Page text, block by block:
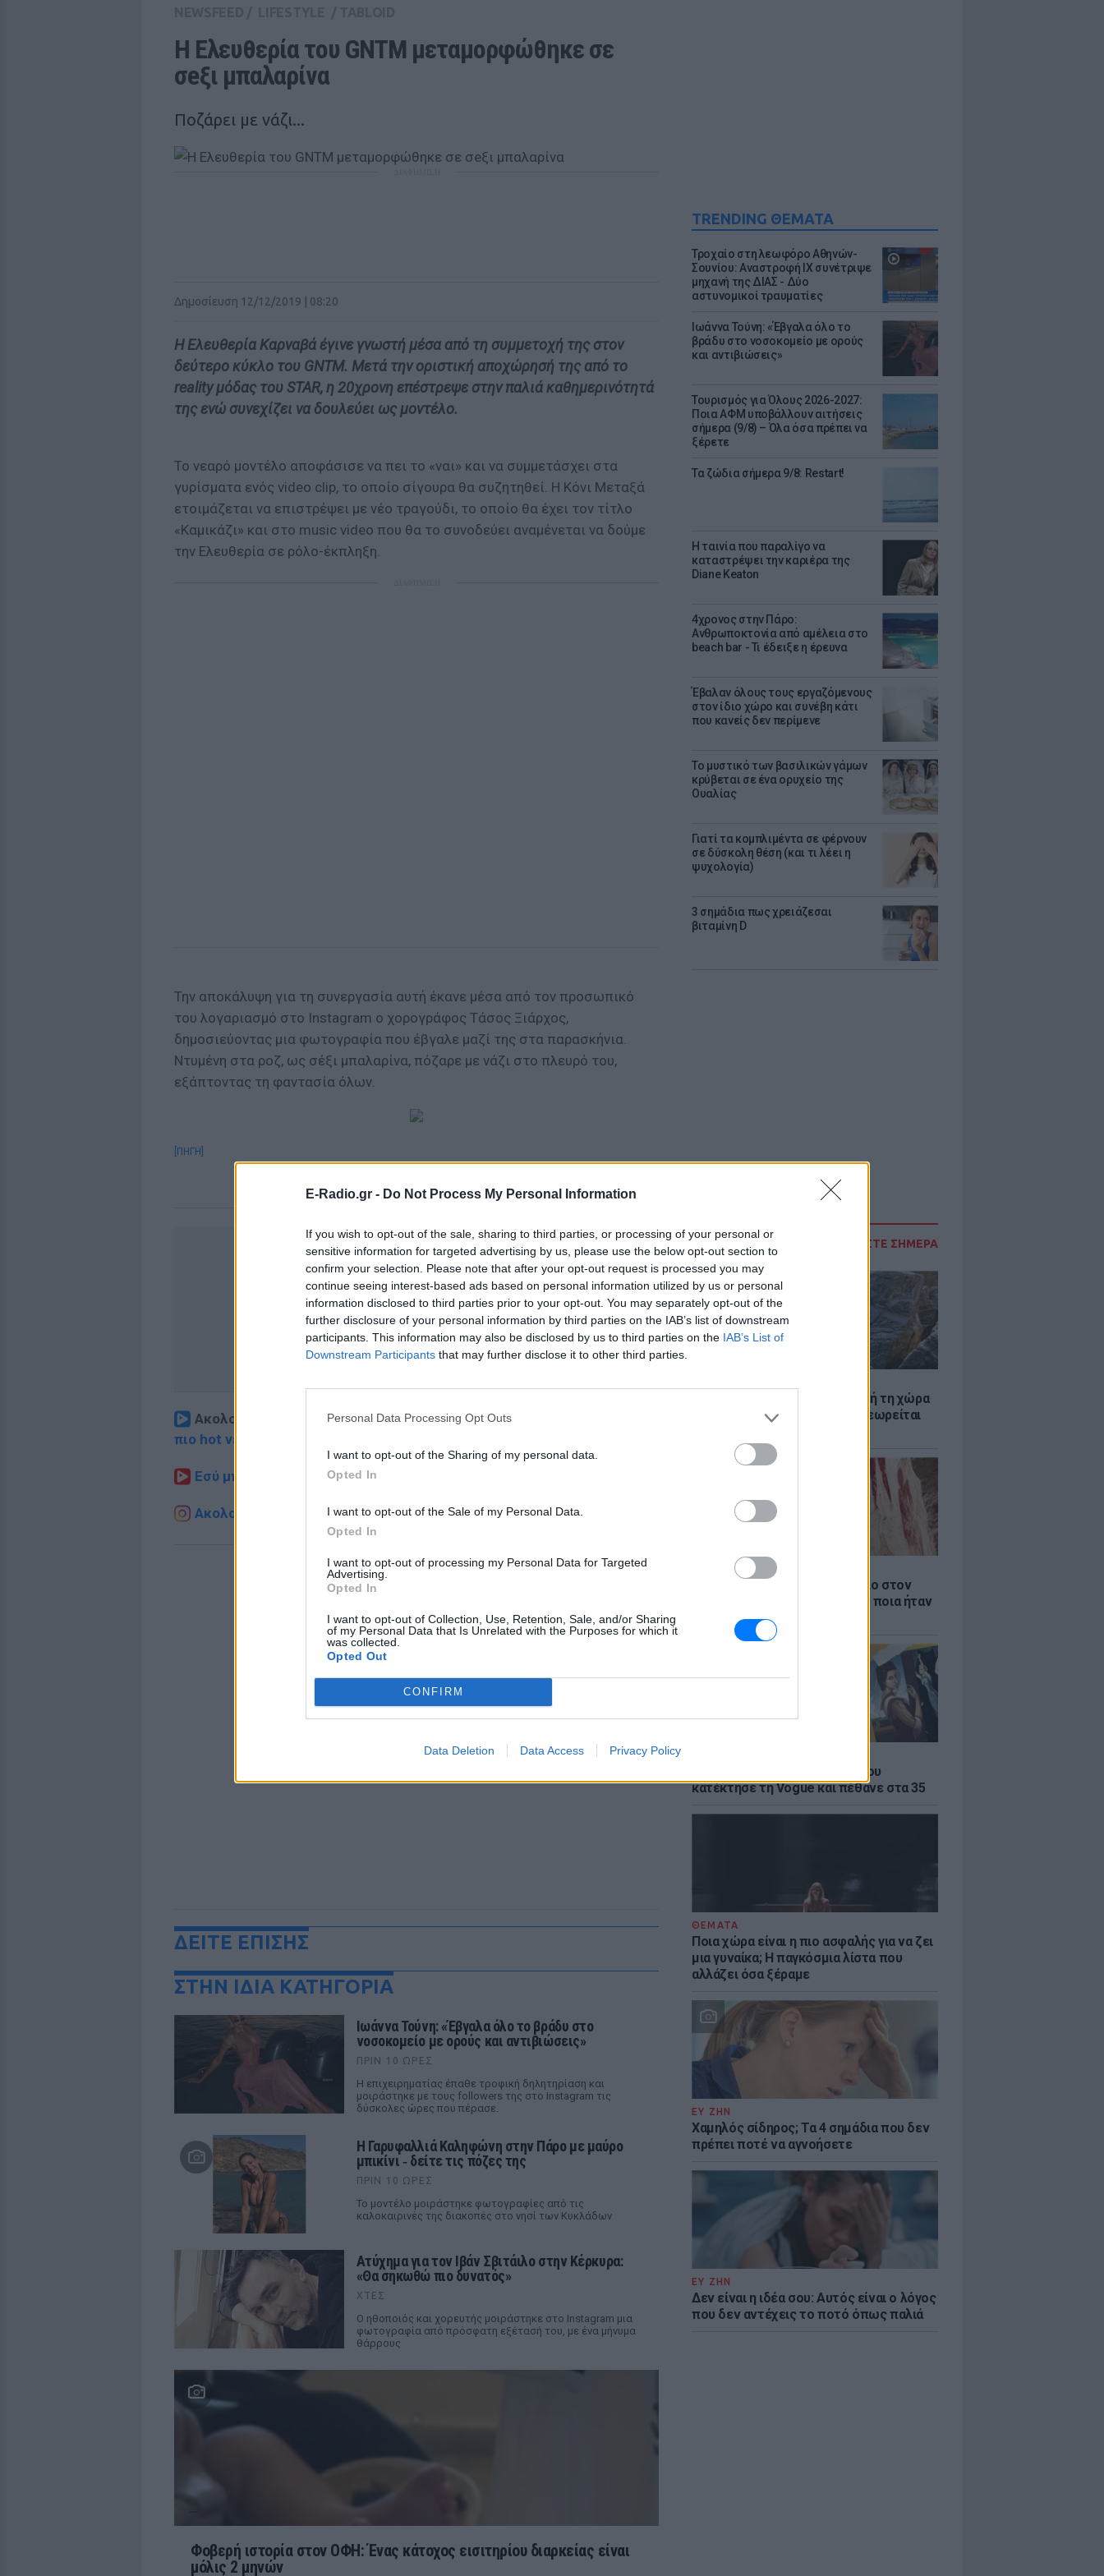
E-Radio.gr - Do Not Process My Personal Information
If you wish to opt-out of the sale, sharing to third parties, or processing of your personal or
sensitive information for targeted advertising by us, please use the below opt-out section to
confirm your selection. Please note that after your opt-out request is processed you may
continue seeing interest-based ads based on personal information utilized by us or personal
information disclosed to third parties prior to your opt-out. You may separately opt-out of the
further disclosure of your personal information by third parties on the IAB’s list of downstream
participants. This information may also be disclosed by us to third parties on the IAB’s List of
Downstream Participants that may further disclose it to other third parties.
Personal Data Processing Opt Outs
I want to opt-out of the Sharing of my personal data.
Opted In
I want to opt-out of the Sale of my Personal Data.
Opted In
I want to opt-out of processing my Personal Data for Targeted
Advertising.
Opted In
I want to opt-out of Collection, Use, Retention, Sale, and/or Sharing
of my Personal Data that Is Unrelated with the Purposes for which it
was collected.
Opted Out
CONFIRM
Data Deletion Data Access Privacy Policy
TRENDING ΘΕΜΑΤΑ
Τροχαίο στη λεωφόρο Αθηνών-
Σουνίου: Αναστροφή ΙΧ συνέτριψε
μηχανή της ΔΙΑΣ - Δύο
αστυνομικοί τραυματίες
Ιωάννα Τούνη: «Έβγαλα όλο το
βράδυ στο νοσοκομείο με ορούς
και αντιβιώσεις»
Τουρισμός για Όλους 2026-2027:
Ποια ΑΦΜ υποβάλλουν αιτήσεις
σήμερα (9/8) – Όλα όσα πρέπει να
ξέρετε
Τα ζώδια σήμερα 9/8: Restart!
Η ταινία που παραλίγο να
καταστρέψει την καριέρα της
Diane Keaton
4χρονος στην Πάρο:
Ανθρωποκτονία από αμέλεια στο
beach bar - Τι έδειξε η έρευνα
Έβαλαν όλους τους εργαζόμενους
στον ίδιο χώρο και συνέβη κάτι
που κανείς δεν περίμενε
Το μυστικό των βασιλικών γάμων
κρύβεται σε ένα ορυχείο της
Ουαλίας
Γιατί τα κομπλιμέντα σε φέρνουν
σε δύσκολη θέση (και τι λέει η
ψυχολογία)
3 σημάδια πως χρειάζεσαι
βιταμίνη D
ΔΙΑΒΑΣΤΕ ΣΗΜΕΡΑ
Η παράξενη ελευθερία: Σε αυτή τη χώρα
της Ευρώπης, το γuμνό δεν θεωρείται
ΘΕΜΑΤΑ
Το αρχαιότερο ξύλινο εργαλείο στον
κόσμο βρέθηκε στην Ελλάδα - ποια ήταν
η χρήση του
Η μούσα του σουρεαλισμού που
κατέκτησε τη Vogue και πέθανε στα 35
ΘΕΜΑΤΑ
Ποια χώρα είναι η πιο ασφαλής για να ζει
μια γυναίκα; Η παγκόσμια λίστα που
αλλάζει όσα ξέραμε
ΕΥ ΖΗΝ
Χαμηλός σίδηρος; Τα 4 σημάδια που δεν
πρέπει ποτέ να αγνοήσετε
ΕΥ ΖΗΝ
Δεν είναι η ιδέα σου: Αυτός είναι ο λόγος
που δεν αντέχεις το ποτό όπως παλιά
Η Ελευθερία του GNTM μεταμορφώθηκε σε
σeξι μπαλαρίνα
Ποζάρει με νάζι...
Δημοσίευση 12/12/2019 | 08:20
Η Ελευθερία Καρναβά έγινε γνωστή μέσα από τη συμμετοχή της στον
δεύτερο κύκλο του GNTM. Μετά την οριστική αποχώρησή της από το
reality μόδας του STAR, η 20χρονη επέστρεψε στην παλιά καθημερινότητά
της ενώ συνεχίζει να δουλεύει ως μοντέλο.
Το νεαρό μοντέλο αποφάσισε να πει το «ναι» και να συμμετάσχει στα
γυρίσματα ενός video clip, το οποίο σίγουρα θα συζητηθεί. Η Κόνι Μεταξά
ετοιμάζεται να επιστρέψει με νέο τραγούδι, το οποίο θα έχει τον τίτλο
«Καμικάζι» και στο music video που θα το συνοδεύει αναμένεται να δούμε
την Ελευθερία σε ρόλο-έκπληξη.
Την αποκάλυψη για τη συνεργασία αυτή έκανε μέσα από τον προσωπικό
του λογαριασμό στο Instagram ο χορογράφος Τάσος Ξιάρχος,
δημοσιεύοντας μια φωτογραφία που έβγαλε μαζί της στα παρασκήνια.
Ντυμένη στα ροζ, ως σέξι μπαλαρίνα, πόζαρε με νάζι στο πλευρό του,
εξάπτοντας τη φαντασία όλων.
[ΠΗΓΗ]
Ακολουθήστε το E-Radio.gr στοGoogle Newsκαι μάθετε πρώτοι
πιο hot νέα
Εσύ μπήκες στο E-Daily.gr; Τα νέα της ημέρας και ότι σου κάνει κλικ!
Ακολουθήστε το E-Radio.gr και στο Instagram
ΔΕΙΤΕ ΕΠΙΣΗΣ
ΣΤΗΝ ΙΔΙΑ ΚΑΤΗΓΟΡΙΑ
Ιωάννα Τούνη: «Έβγαλα όλο το βράδυ στο
νοσοκομείο με ορούς και αντιβιώσεις»
ΠΡΙΝ 10 ΏΡΕΣ
Η επιχειρηματίας έπαθε τροφική δηλητηρίαση και
μοιράστηκε με τους followers της στο Instagram τις
δύσκολες ώρες που πέρασε.
Η Γαρυφαλλιά Καληφώνη στην Πάρο με μαύρο
μπικίνι ‑ δείτε τις πόζες της
ΠΡΙΝ 10 ΏΡΕΣ
Το μοντέλο μοιράστηκε φωτογραφίες από τις
καλοκαιρινές της διακοπές στο νησί των Κυκλάδων
Ατύχημα για τον Ιβάν Σβιτάιλο στην Κέρκυρα:
«Θα σηκωθώ πιο δυνατός»
ΧΤΕΣ
Ο ηθοποιός και χορευτής μοιράστηκε στο Instagram μια
φωτογραφία από πρόσφατη εξέτασή του, με ένα μήνυμα
θάρρους
Φοβερή ιστορία στον ΟΦΗ: Ένας κάτοχος εισιτηρίου διαρκείας είναι
μόλις 2 μηνών